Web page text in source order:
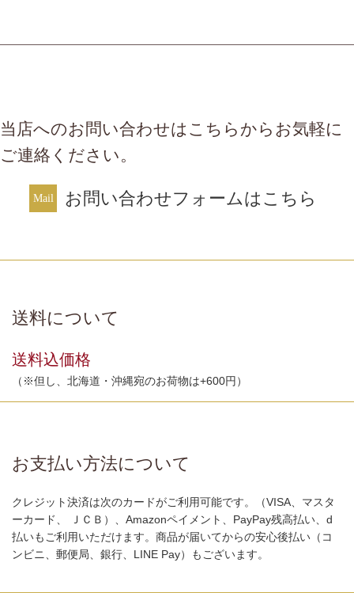
当店へのお問い合わせはこちらからお気軽に
ご連絡ください。
お問い合わせフォームはこちら
送料について
送料込価格
（※但し、北海道・沖縄宛のお荷物は+600円）
お支払い方法について
クレジット決済は次のカードがご利用可能です。（VISA、マスタ
ーカード、 ＪＣＢ）、Amazonペイメント、PayPay残高払い、d
払いもご利用いただけます。商品が届いてからの安心後払い（コ
ンビニ、郵便局、銀行、LINE Pay）もございます。